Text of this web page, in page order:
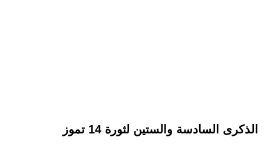
الذكرى السادسة والستين لثورة 14 تموز